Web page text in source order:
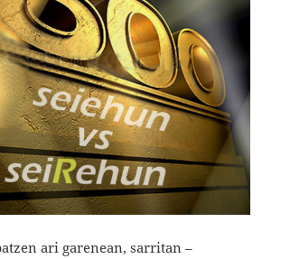
ari garenean, sarritan –